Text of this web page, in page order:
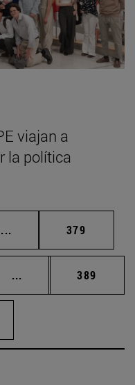
viajan a
la política
... Páginas intermedias
Página
379
... Páginas intermedias
Página
389